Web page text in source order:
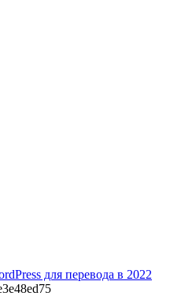
для перевода в 2022